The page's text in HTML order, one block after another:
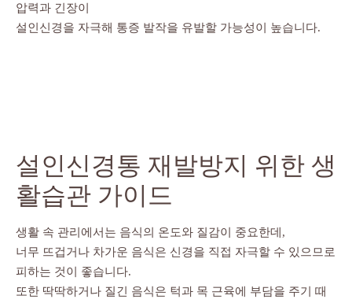
압력과 긴장이
설인신경을 자극해 통증 발작을 유발할 가능성이 높습니다.
설인신경통 재발방지 위한 생
활습관 가이드
생활 속 관리에서는 음식의 온도와 질감이 중요한데,
너무 뜨겁거나 차가운 음식은 신경을 직접 자극할 수 있으므로
피하는 것이 좋습니다.
또한 딱딱하거나 질긴 음식은 턱과 목 근육에 부담을 주기 때